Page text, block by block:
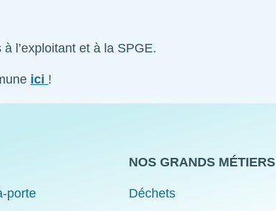
l’exploitant et à la SPGE.
ici !
porte
NOS GRANDS MÉTIERS
Déchets